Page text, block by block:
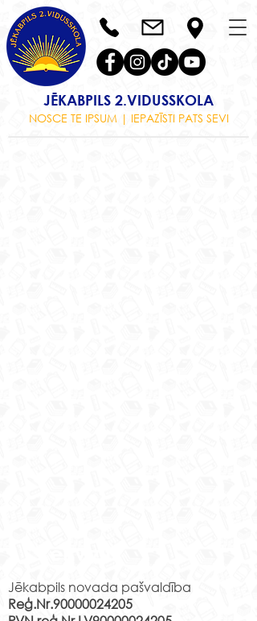
JĒKABPILS 2.VIDUSSKOLA
NOSCE TE IPSUM | IEPAZĪSTI PATS SEVI
Jēkabpils novada pašvaldība
Reģ.Nr.90000024205